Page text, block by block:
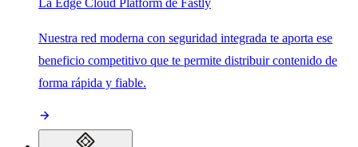
La Edge Cloud Platform de Fastly
Nuestra red moderna con seguridad integrada te aporta ese
beneficio competitivo que te permite distribuir contenido de
forma rápida y fiable.